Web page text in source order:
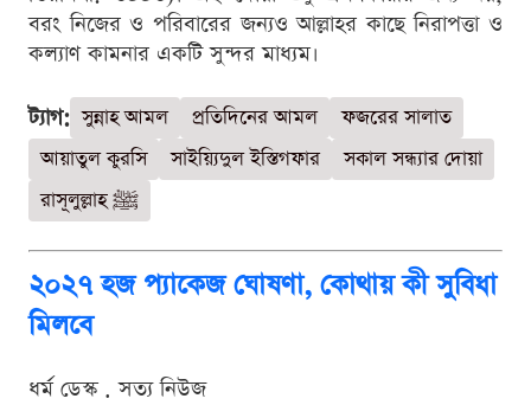
বরং নিজের ও পরিবারের জন্যও আল্লাহর কাছে নিরাপত্তা ও
কল্যাণ কামনার একটি সুন্দর মাধ্যম।
ট্যাগ: সুন্নাহ আমল প্রতিদিনের আমল
ফজরের সালাত
আয়াতুল কুরসি
সাইয়্যিদুল ইস্তিগফার
সকাল সন্ধ্যার দোয়া
রাসূলুল্লাহ ﷺ
২০২৭ হজ প্যাকেজ ঘোষণা, কোথায় কী সুবিধা
মিলবে
ধর্ম ডেস্ক . সত্য নিউজ